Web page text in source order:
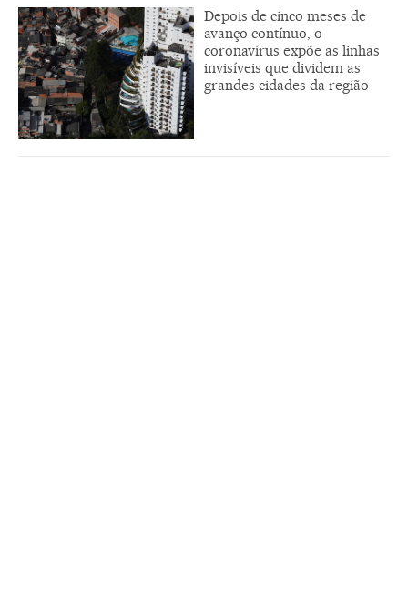
Depois de cinco meses de
avanço contínuo, o
coronavírus expõe as linhas
invisíveis que dividem as
grandes cidades da região